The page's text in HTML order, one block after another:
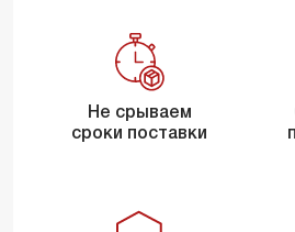
Не срываем
сроки поставки